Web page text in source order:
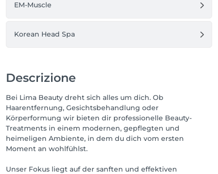
EM-Muscle
Korean Head Spa
Descrizione
Bei Lima Beauty dreht sich alles um dich. Ob
Haarentfernung, Gesichtsbehandlung oder
Körperformung wir bieten dir professionelle Beauty-
Treatments in einem modernen, gepflegten und
heimeligen Ambiente, in dem du dich vom ersten
Moment an wohlfühlst.
Unser Fokus liegt auf der sanften und effektiven